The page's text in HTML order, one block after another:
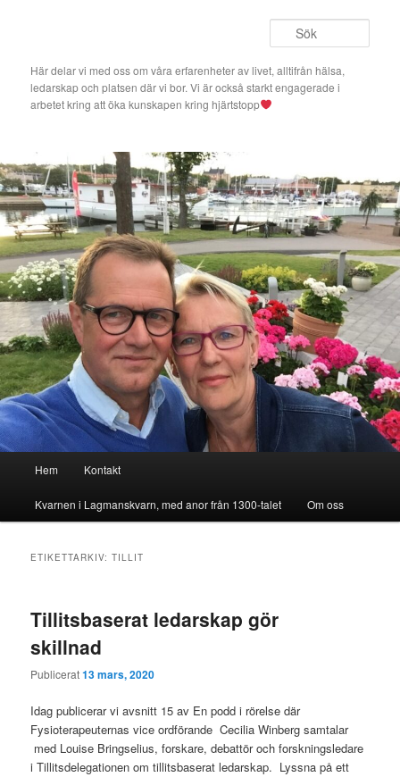
innehåll
innehållHär delar vi med oss om våra erfarenheter av livet, alltifrån hälsa,
ledarskap och platsen där vi bor. Vi är också starkt engagerade i
arbetet kring att öka kunskapen kring hjärtstopp
Hem Kontakt
Kvarnen i Lagmanskvarn, med anor från 1300-talet Om oss
ETIKETTARKIV:TILLIT
Tillitsbaserat ledarskap gör
skillnad
Publicerat13 mars, 2020
Idag publicerar vi avsnitt 15 av En podd i rörelse där
Fysioterapeuternas vice ordförande Cecilia Winberg samtalar
med Louise Bringselius, forskare, debattör och forskningsledare
i Tillitsdelegationen om tillitsbaserat ledarskap. Lyssna på ett